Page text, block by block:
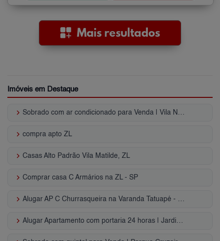
Imóveis em Destaque
keyboard_arrow_right Sobrado com ar condicionado para Venda | Vila Nhocune
keyboard_arrow_right compra apto ZL
keyboard_arrow_right Casas Alto Padrão Vila Matilde, ZL
keyboard_arrow_right Comprar casa C Armários na ZL - SP
keyboard_arrow_right Alugar AP C Churrasqueira na Varanda Tatuapé - SP
keyboard_arrow_right Alugar Apartamento com portaria 24 horas | Jardim Anália Franco